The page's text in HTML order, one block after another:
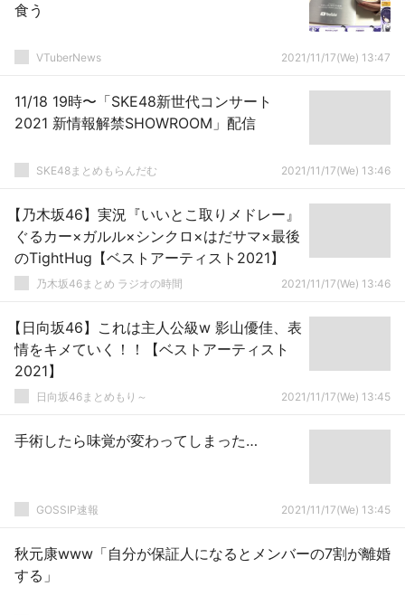
食う
VTuberNews 2021/11/17(We) 13:47
11/18 19時〜「SKE48新世代コンサート
2021 新情報解禁SHOWROOM」配信
SKE48まとめもらんだむ 2021/11/17(We) 13:46
【乃木坂46】実況『いいとこ取りメドレー』
ぐるカー×ガルル×シンクロ×はだサマ×最後
のTightHug【ベストアーティスト2021】
乃木坂46まとめ ラジオの時間 2021/11/17(We) 13:46
【日向坂46】これは主人公級w 影山優佳、表
情をキメていく！！【ベストアーティスト
2021】
日向坂46まとめもり～ 2021/11/17(We) 13:45
手術したら味覚が変わってしまった…
GOSSIP速報 2021/11/17(We) 13:45
秋元康www「自分が保証人になるとメンバーの7割が離婚
する」